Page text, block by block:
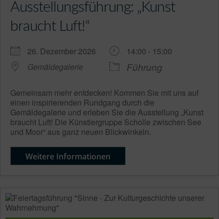
Ausstellungsführung: „Kunst
braucht Luft!“
26. Dezember 2026
14:00 - 15:00
Gemäldegalerie
Führung
Gemeinsam mehr entdecken! Kommen Sie mit uns auf
einen inspirierenden Rundgang durch die
Gemäldegalerie und erleben Sie die Ausstellung „Kunst
braucht Luft! Die Künstlergruppe Scholle zwischen See
und Moor“ aus ganz neuen Blickwinkeln.
Weitere Informationen